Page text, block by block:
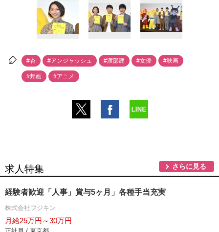
#杏 #アンジャッシュ #渡部建 #女優 #映画
#邦画 #アニメ
求人特集 さらに見る
経験者歓迎「人事」賞与5ヶ月」各種手当充実
株式会社フジキン
月給25万円～30万円